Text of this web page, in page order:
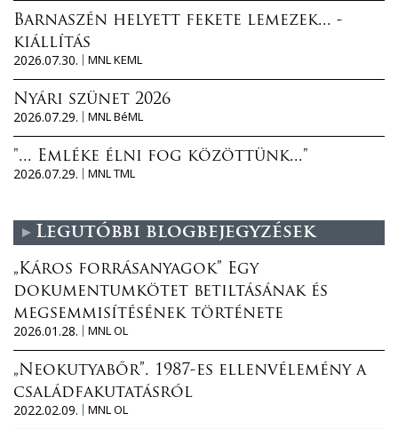
Barnaszén helyett fekete lemezek... -
kiállítás
2026.07.30.
MNL KEML
Nyári szünet 2026
2026.07.29.
MNL BéML
"... Emléke élni fog közöttünk..."
2026.07.29.
MNL TML
Legutóbbi blogbejegyzések
„Káros forrásanyagok” Egy
dokumentumkötet betiltásának és
megsemmisítésének története
2026.01.28.
MNL OL
„Neokutyabőr”. 1987-es ellenvélemény a
családfakutatásról
2022.02.09.
MNL OL